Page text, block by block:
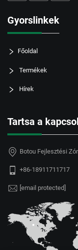
Gyorslinkek
Főoldal
Termékek
Hírek
Tartsa a
Botou Fejlesztési
+86-18911711717
[email protected]